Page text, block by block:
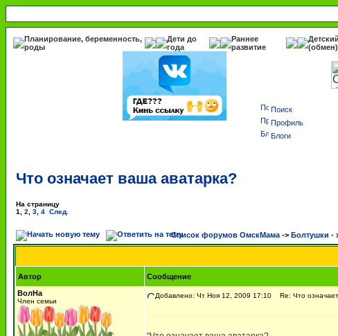
Планирование, беременность,
роды
Дети до
года
Раннее
развитие
(обмен)
Поиск
Профиль
Блоги
Что означает ваша аватарка?
На страницу
1
2 3 4 След.
Список форумов ОмскМама -> Болтушки -
Автор
Сообщение
ВолНа
Член семьи
Добавлено: Чт Ноя 12, 2009 17:10 Re: Что